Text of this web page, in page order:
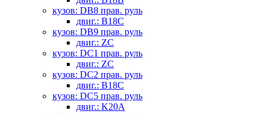
кузов: DB8 прав. руль
двиг.: B18C
кузов: DB9 прав. руль
двиг.: ZC
кузов: DC1 прав. руль
двиг.: ZC
кузов: DC2 прав. руль
двиг.: B18C
кузов: DC5 прав. руль
двиг.: K20A